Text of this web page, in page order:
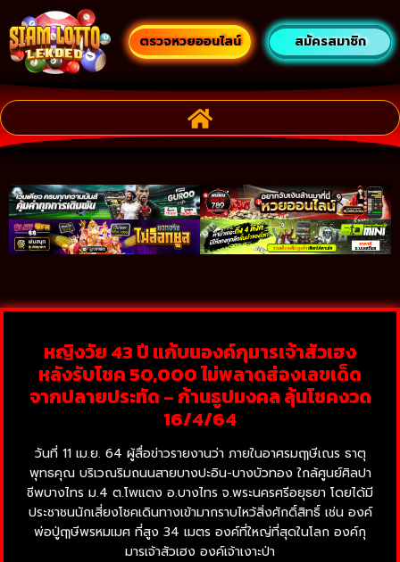
ตรวจหวยออนไลน์ สมัครสมาชิก
หญิงวัย 43 ปี แก้บนองค์กุมารเจ้าสัวเฮง
หลังรับโชค 50,000 ไม่พลาดส่องเลขเด็ด
จากปลายประทัด – ก้านธูปมงคล ลุ้นโชคงวด
16/4/64
วันที่ 11 เม.ย. 64 ผู้สื่อข่าวรายงานว่า ภายในอาศรมฤๅษีเณร ธาตุ
พุทธคุณ บริเวณริมถนนสายบางปะอิน-บางบัวทอง ใกล้ศูนย์ศิลปา
ชีพบางไทร ม.4 ต.โพแตง อ.บางไทร จ.พระนครศรีอยุธยา โดยได้มี
ประชาชนนักเสี่ยงโชคเดินทางเข้ามากราบไหว้สิ่งศักดิ์สิทธิ์ เช่น องค์
พ่อปู่ฤๅษีพรหมเมศ ที่สูง 34 เมตร องค์ที่ใหญ่ที่สุดในโลก องค์กุ
มารเจ้าสัวเฮง องค์เจ้าเงาะป่า